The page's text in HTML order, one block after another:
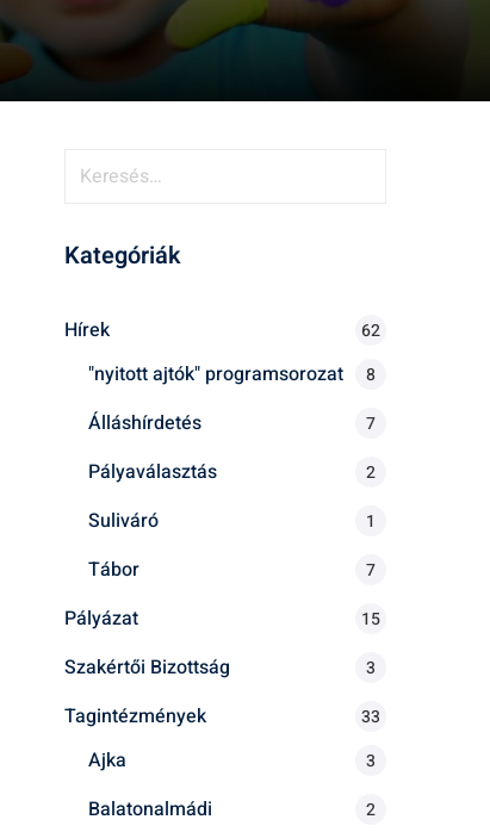
e
é
Kategóriák
Hírek 62
"nyitott ajtók" programsorozat 8
Álláshírdetés 7
Pályaválasztás 2
Suliváró 1
Tábor 7
Pályázat 15
Szakértői Bizottság 3
Tagintézmények 33
Ajka 3
Balatonalmádi 2